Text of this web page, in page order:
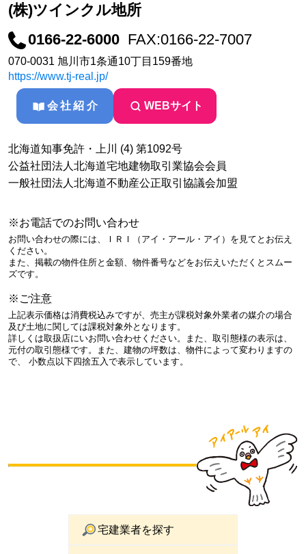
(株)ツインクル地所
0166-22-6000 FAX:0166-22-7007
070-0031 旭川市1条通10丁目159番地
https://www.tj-real.jp/
会社紹介 WEBサイト
北海道知事免許・上川 (4) 第1092号
公益社団法人北海道宅地建物取引業協会会員
一般社団法人北海道不動産公正取引協議会加盟
※お電話でのお問い合わせ
お問い合わせの際には、ＩＲＩ（アイ・アール・アイ）を見てとお伝え
ください。
また、掲載の物件住所と金額、物件番号などをお伝えいただくとスムー
ズです。
※ご注意
上記表示価格は消費税込みですが、売主が課税対象外業者の媒介の場合
及び土地に関しては課税対象外となります。
詳しくは取扱店にいお問い合わせください。また、取引態様の表示は、
元付の取引態様です。また、建物の坪数は、物件によって変わりますの
で、 小数点以下四捨五入で表示しています。
宅建業者を探す